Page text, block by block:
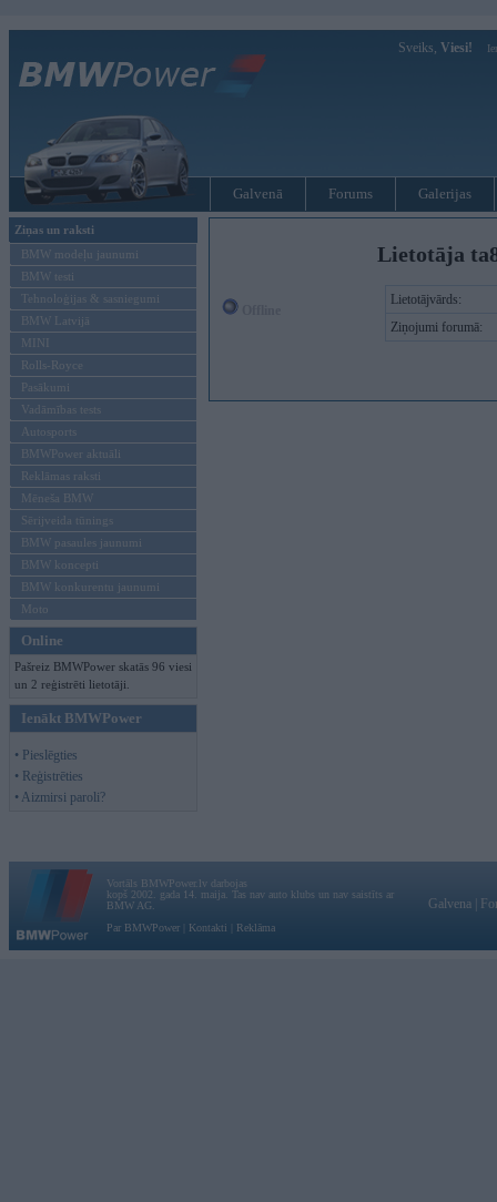
Sveiks, Viesi!
Galvenā Forums Galerijas
Ziņas un raksti
BMW modeļu jaunumi
BMW testi
Tehnoloģijas & sasniegumi
BMW Latvijā
MINI
Rolls-Royce
Pasākumi
Vadāmības tests
Autosports
BMWPower aktuāli
Reklāmas raksti
Mēneša BMW
Sērijveida tūnings
BMW pasaules jaunumi
BMW koncepti
BMW konkurentu jaunumi
Moto
Online
Pašreiz BMWPower skatās 96 viesi
un 2 reģistrēti lietotāji.
Ienākt BMWPower
• Pieslēgties
• Reģistrēties
• Aizmirsi paroli?
Lietotāja
Lietotājvārds:
Ziņojumi forumā:
Vortāls BMWPower.lv darbojas
kopš 2002. gada 14. maija. Tas nav auto klubs un nav saistīts ar
BMW AG.
Par BMWPower
Kontakti Reklāma
Galvena